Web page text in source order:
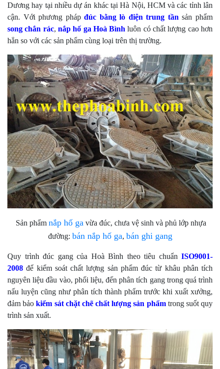
Dương hay tại nhiều dự án khác tại Hà Nội, HCM và các tỉnh lân
cận. Với phương phápđúc bằng lò điện trung tần sản phẩm
song chắn rác, nắp hố ga Hoà Bình luôn có chất lượng cao hơn
hẳn so với các sản phẩm cùng loại trên thị trường.
Sản phẩm nắp hố ga vừa đúc, chưa vệ sinh và phủ lớp nhựa
đường: bán nắp hố ga, bán ghi gang
Quy trình đúc gang của Hoà Bình theo tiêu chuẩn ISO9001-
2008 để kiểm soát chất lượng sản phẩm đúc từ khâu phân tích
nguyên liệu đầu vào, phối liệu, đến phân tích gang trong quá trình
nấu luyện cũng như phân tích thành phẩm trước khi xuất xưởng,
đảm bảokiểm sát chặt chẽ chất lượng sản phẩm trong suốt quy
trình sản xuất.